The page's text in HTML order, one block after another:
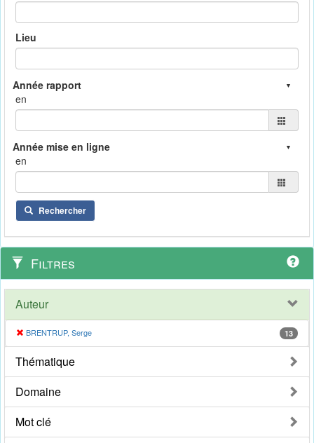
Lieu
en
en
Rechercher
Filtres
Auteur
BRENTRUP, Serge 13
Thématique
Domaine
Mot clé